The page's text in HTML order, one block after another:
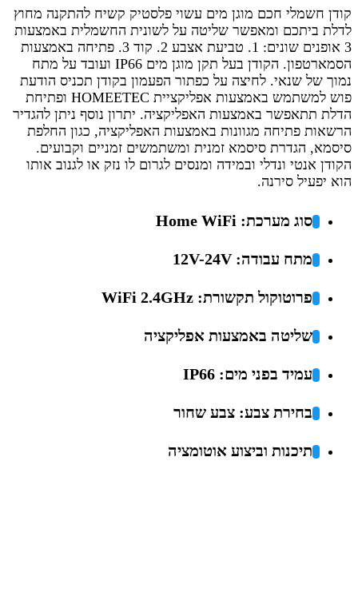
קודן חשמלי חכם מוגן מים עשוי פלסטיק קשיח להתקנה מחוץ
לדלת ביתכם ומאפשר שליטה על לשונית החשמלית באמצעות
3 אופנים שונים: 1. טביעת אצבע 2. קוד 3. פתיחה באמצעות
הסמארטפון. הקודן בעל תקן מוגן מים IP66 ועובד על מתח
נמוך של שנאי. לחיצה על כפתור הפעמון בקודן תכניס הודעת
פוש למשתמש באמצעות אפליקציית HOMEETEC ופתיחת
הדלת תתאפשר באמצעות האפליקציה. יתרון נוסף ניתן להגדיר
הרשאות פתיחה מגוונות באמצעות האפליקציה, כגון החלפת
סיסמא, הגדרת סיסמא זמנית ומשתמשים זמניים וקבועים.
הקודן אנטי ונדלי ובמידה ומנסים לגרום לו נזק או לגנוב אותו
הוא יפעיל סירנה.
סוג מערכת: Home WiFi
מתח עבודה: 12V-24V
פרוטוקול תקשורת: WiFi 2.4GHz
שליטה באמצעות אפליקציה
עמיד בפני מים: IP66
בחירת צבע: צבע שחור
תיכנות וביצוע אוטומציה